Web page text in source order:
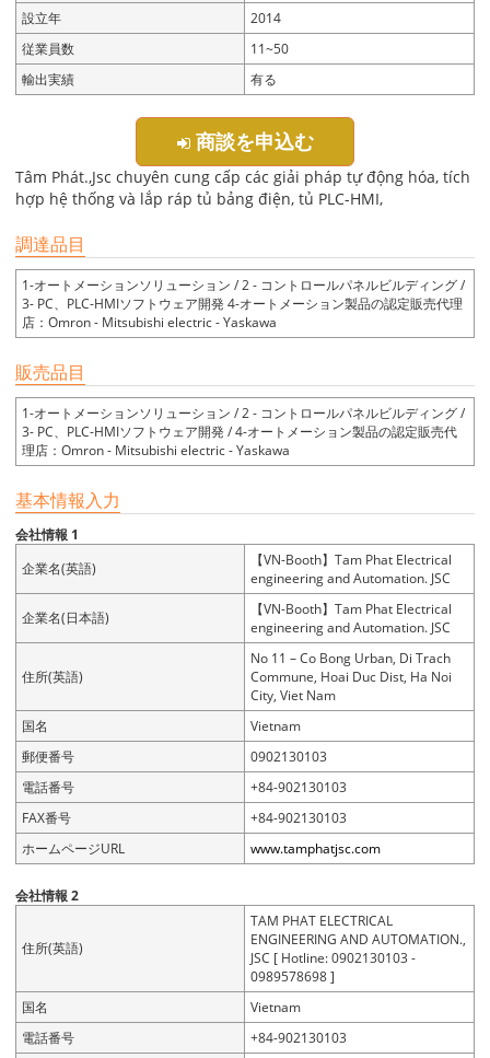
設立年
2014
従業員数
11~50
輸出実績
有る
商談を申込む
Tâm Phát.,Jsc chuyên cung cấp các giải pháp tự động hóa, tích
hợp hệ thống và lắp ráp tủ bảng điện, tủ PLC-HMI,
調達品目
1-オートメーションソリューション / 2 - コントロールパネルビルディング /
3- PC、PLC-HMIソフトウェア開発 4-オートメーション製品の認定販売代理
店：Omron - Mitsubishi electric - Yaskawa
販売品目
1-オートメーションソリューション / 2 - コントロールパネルビルディング /
3- PC、PLC-HMIソフトウェア開発 / 4-オートメーション製品の認定販売代
理店：Omron - Mitsubishi electric - Yaskawa
基本情報入力
会社情報 1
企業名(英語)
【VN-Booth】Tam Phat Electrical
engineering and Automation. JSC
企業名(日本語)
【VN-Booth】Tam Phat Electrical
engineering and Automation. JSC
住所(英語)
No 11 – Co Bong Urban, Di Trach
Commune, Hoai Duc Dist, Ha Noi
City, Viet Nam
国名
Vietnam
郵便番号
0902130103
電話番号
+84-902130103
FAX番号
+84-902130103
ホームページURL
www.tamphatjsc.com
会社情報 2
住所(英語)
TAM PHAT ELECTRICAL
ENGINEERING AND AUTOMATION.,
JSC [ Hotline: 0902130103 -
0989578698 ]
国名
Vietnam
電話番号
+84-902130103